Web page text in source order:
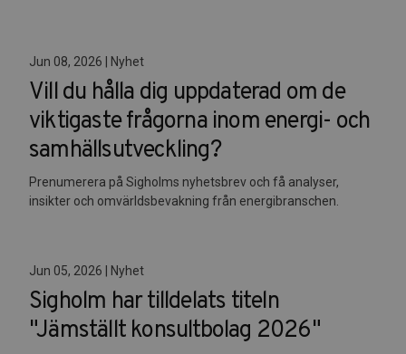
Jun 08, 2026 | Nyhet
Vill du hålla dig uppdaterad om de
viktigaste frågorna inom energi- och
samhällsutveckling?
Prenumerera på Sigholms nyhetsbrev och få analyser,
insikter och omvärldsbevakning från energibranschen.
Jun 05, 2026 | Nyhet
Sigholm har tilldelats titeln
"Jämställt konsultbolag 2026"